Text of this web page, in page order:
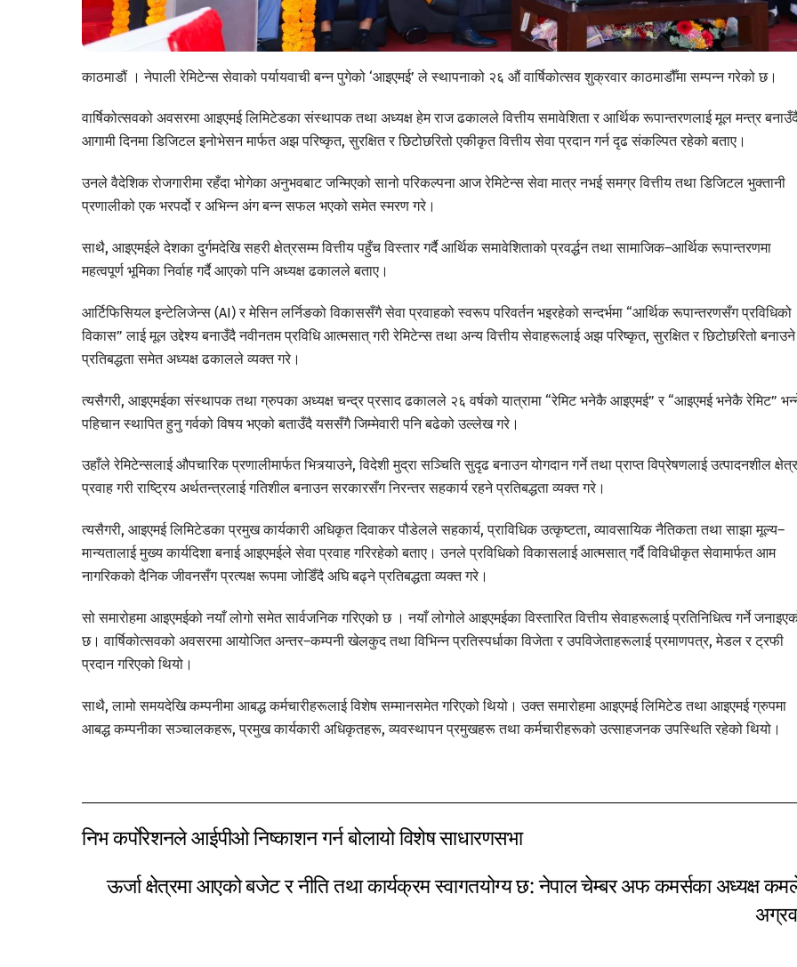
काठमाडौं । नेपाली रेमिटेन्स सेवाको पर्यायवाची बन्न पुगेको ‘आइएमई’ ले स्थापनाको २६ औं वार्षिकोत्सव शुक्रवार काठमाडौँमा सम्पन्न गरेको छ।
वार्षिकोत्सवको अवसरमा आइएमई लिमिटेडका संस्थापक तथा अध्यक्ष हेम राज ढकालले वित्तीय समावेशिता र आर्थिक रूपान्तरणलाई मूल मन्त्र
आगामी दिनमा डिजिटल इनोभेसन मार्फत अझ परिष्कृत, सुरक्षित र छिटोछरितो एकीकृत वित्तीय सेवा प्रदान गर्न दृढ संकल्पित रहेको बताए।
उनले वैदेशिक रोजगारीमा रहँदा भोगेका अनुभवबाट जन्मिएको सानो परिकल्पना आज रेमिटेन्स सेवा मात्र नभई समग्र वित्तीय तथा डिजिटल भुक्तानी
प्रणालीको एक भरपर्दो र अभिन्न अंग बन्न सफल भएको समेत स्मरण गरे।
साथै, आइएमईले देशका दुर्गमदेखि सहरी क्षेत्रसम्म वित्तीय पहुँच विस्तार गर्दै आर्थिक समावेशिताको प्रवर्द्धन तथा सामाजिक–आर्थिक रूपान्तरणमा
महत्वपूर्ण भूमिका निर्वाह गर्दै आएको पनि अध्यक्ष ढकालले बताए।
आर्टिफिसियल इन्टेलिजेन्स (AI) र मेसिन लर्निङको विकाससँगै सेवा प्रवाहको स्वरूप परिवर्तन भइरहेको सन्दर्भमा “आर्थिक रूपान्तरणसँग प्रविधिको
विकास” लाई मूल उद्देश्य बनाउँदै नवीनतम प्रविधि आत्मसात् गरी रेमिटेन्स तथा अन्य वित्तीय सेवाहरूलाई अझ परिष्कृत, सुरक्षित र छिटोछरितो बनाउने
प्रतिबद्धता समेत अध्यक्ष ढकालले व्यक्त गरे।
त्यसैगरी, आइएमईका संस्थापक तथा ग्रुपका अध्यक्ष चन्द्र प्रसाद ढकालले २६ वर्षको यात्रामा “रेमिट भनेकै आइएमई” र “आइएमई भनेकै रेमिट”
पहिचान स्थापित हुनु गर्वको विषय भएको बताउँदै यससँगै जिम्मेवारी पनि बढेको उल्लेख गरे।
उहाँले रेमिटेन्सलाई औपचारिक प्रणालीमार्फत भित्र्याउने, विदेशी मुद्रा सञ्चिति सुदृढ बनाउन योगदान गर्ने तथा प्राप्त विप्रेषणलाई उत्पादनशील
प्रवाह गरी राष्ट्रिय अर्थतन्त्रलाई गतिशील बनाउन सरकारसँग निरन्तर सहकार्य रहने प्रतिबद्धता व्यक्त गरे।
त्यसैगरी, आइएमई लिमिटेडका प्रमुख कार्यकारी अधिकृत दिवाकर पौडेलले सहकार्य, प्राविधिक उत्कृष्टता, व्यावसायिक नैतिकता तथा साझा मूल्य–
मान्यतालाई मुख्य कार्यदिशा बनाई आइएमईले सेवा प्रवाह गरिरहेको बताए। उनले प्रविधिको विकासलाई आत्मसात् गर्दै विविधीकृत सेवामार्फत आम
नागरिकको दैनिक जीवनसँग प्रत्यक्ष रूपमा जोडिँदै अघि बढ्ने प्रतिबद्धता व्यक्त गरे।
सो समारोहमा आइएमईको नयाँ लोगो समेत सार्वजनिक गरिएको छ । नयाँ लोगोले आइएमईका विस्तारित वित्तीय सेवाहरूलाई प्रतिनिधित्व गर्ने
छ। वार्षिकोत्सवको अवसरमा आयोजित अन्तर–कम्पनी खेलकुद तथा विभिन्न प्रतिस्पर्धाका विजेता र उपविजेताहरूलाई प्रमाणपत्र, मेडल र ट्रफी
प्रदान गरिएको थियो।
साथै, लामो समयदेखि कम्पनीमा आबद्ध कर्मचारीहरूलाई विशेष सम्मानसमेत गरिएको थियो। उक्त समारोहमा आइएमई लिमिटेड तथा आइएमई ग्रुपमा
आबद्ध कम्पनीका सञ्चालकहरू, प्रमुख कार्यकारी अधिकृतहरू, व्यवस्थापन प्रमुखहरू तथा कर्मचारीहरूको उत्साहजनक उपस्थिति रहेको थियो।
निभ कर्पाेरेशनले आईपीओ निष्काशन गर्न बोलायो विशेष साधारणसभा
ऊर्जा क्षेत्रमा आएको बजेट र नीति तथा कार्यक्रम स्वागतयोग्य छ: नेपाल चेम्बर अफ कमर्सका अध्यक्ष